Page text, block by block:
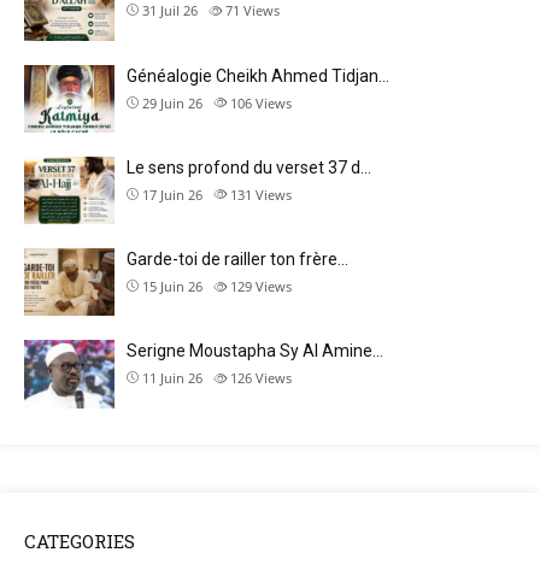
31 Juil 26 71 Views
Généalogie Cheikh Ahmed Tidjan…
29 Juin 26 106 Views
Le sens profond du verset 37 d…
17 Juin 26 131 Views
Garde-toi de railler ton frère…
15 Juin 26 129 Views
Serigne Moustapha Sy Al Amine…
11 Juin 26 126 Views
CATEGORIES